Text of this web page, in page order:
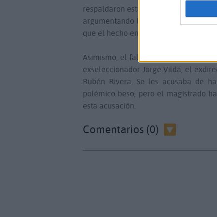
respaldaron esta postura, solicitando
argumentando la falta de pruebas
que el hecho encajara dentro del
Asimismo, el fallo judicial también
exseleccionador Jorge Vilda, el
Rubén Rivera. Se les acusaba de
polémico beso, pero el magistrado
esta acusación.
Comentarios (0)